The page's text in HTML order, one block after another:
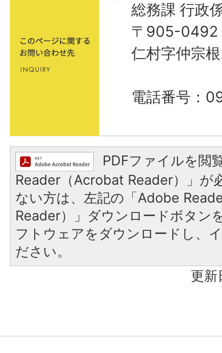
総務課 行政
〒905-0492
仁村字仲宗
電話番号：
PDFファイルを閲
Reader（Acrobat Reader）」が
ない方は、左記の「Adobe
Reader）」ダウンロードボタン
フトウェアをダウンロードし、
ださい。
更新